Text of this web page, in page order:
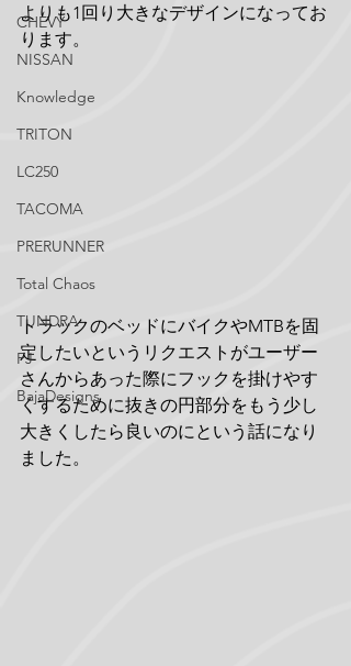
CHEVY
NISSAN
Knowledge
TRITON
LC250
TACOMA
PRERUNNER
Total Chaos
TUNDRA
FJ
BajaDesigns
よりも1回り大きなデザインになってお
ります。
トラックのベッドにバイクやMTBを固
定したいというリクエストがユーザー
さんからあった際にフックを掛けやす
くするために抜きの円部分をもう少し
大きくしたら良いのにという話になり
ました。